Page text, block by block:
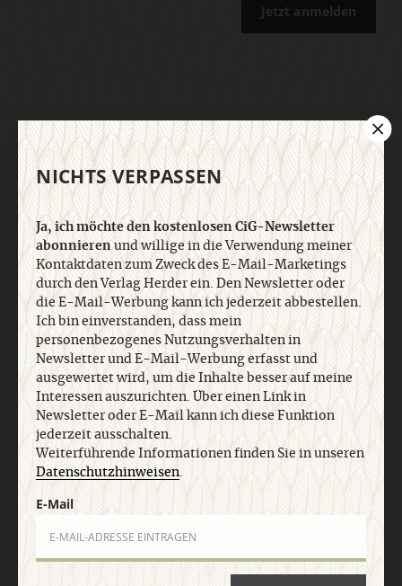
Jetzt anmelden
AGB und Widerrufsbelehrung Datenschutz
Barrierefreiheit
Impressum
Vertrag widerrufen Abo online kündigen
Nach oben
NICHTS VERPASSEN
Ja, ich möchte den kostenlosen CiG-Newsletter
abonnierenund willige in die Verwendung meiner
Kontaktdaten zum Zweck des E-Mail-Marketings
durch den Verlag Herder ein. Den Newsletter oder
die E-Mail-Werbung kann ich jederzeit abbestellen.
Ich bin einverstanden, dass mein
personenbezogenes Nutzungsverhalten in
Newsletter und E-Mail-Werbung erfasst und
ausgewertet wird, um die Inhalte besser auf meine
Interessen auszurichten. Über einen Link in
Newsletter oder E-Mail kann ich diese Funktion
jederzeit ausschalten.
Weiterführende Informationen finden Sie in unseren
Datenschutzhinweisen.
E-Mail